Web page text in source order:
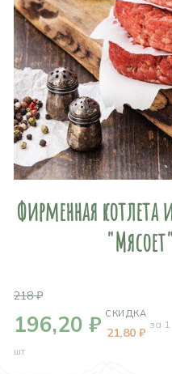
Фирменная
218 ₽
196,20 ₽ СКИДКА
21,80 ₽
за 1
шт